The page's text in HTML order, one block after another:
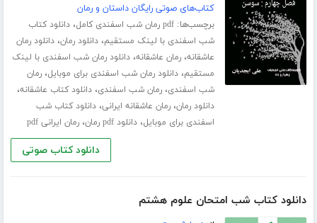
کتاب‌های صوتی رایگان داستان و رمان
برچسب‌ها:pdf رمان شب اسفندی کامل ،دانلود کتاب
شب اسفندی با لینک مستقیم،دانلود رمان،دانلود رمان
عاشقانه،رمان عاشقانه،دانلود رمان شب اسفندی با لینک
مستقیم،دانلود رمان شب اسفندی برای موبایل،رمان
شب اسفندی،رمان شب اسفندی،دانلود کتاب عاشقانه،
دانلود رمان،رمان عاشقانه ایرانی،دانلود کتاب شب
اسفندی برای موبایل،دانلود pdf رمان ،رمان ایرانی pdf
دانلود کتاب صوتی
دانلود کتاب شب امتحان علوم هشتم